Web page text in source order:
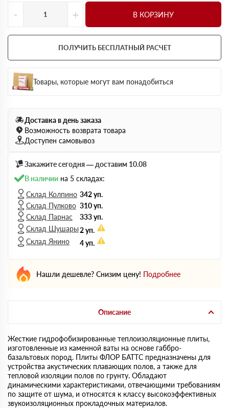
- + В КОРЗИНУ
ПОЛУЧИТЬ БЕСПЛАТНЫЙ РАСЧЕТ
Товары, которые могут вам понадобиться
Доставка в день заказа
Возможность возврата товара
Доступен самовывоз
Закажите сегодня — доставим 10.08
В наличии на 5 складах:
Склад Колпино 342 уп.
Склад Пулково 310 уп.
Склад Парнас
333 уп.
Склад Шушары2 уп.
Склад Янино
4 уп.
Нашли дешевле? Снизим цену! Подробнее
Описание
Жесткие гидрофобизированные теплоизоляционные плиты,
изготовленные из каменной ваты на основе габбро-
базальтовых пород. Плиты ФЛОР БАТТС предназначены для
устройства акустических плавающих полов, а также для
тепловой изоляции полов по грунту. Обладают
динамическими характеристиками, отвечающими требованиям
по защите от шума, и относятся к классу высокоэффективных
звукоизоляционных прокладочных материалов.